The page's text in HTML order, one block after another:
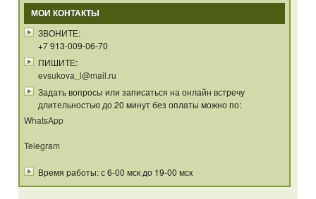
МОИ КОНТАКТЫ
ЗВОНИТЕ:
+7 913-009-06-70
ПИШИТЕ:
evsukova_l@mail.ru
Задать вопросы или записаться на онлайн встречу
длительностью до 20 минут без оплаты можно по:
WhatsApp
Telegram
Время работы: с 6-00 мск до 19-00 мск